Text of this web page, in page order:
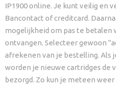
IP1900 online. Je kunt veilig en
Bancontact of creditcard.
mogelijkheid om pas te betalen
ontvangen. Selecteer gewoon
afrekenen van je bestelling. Als
worden je nieuwe cartridges de
bezorgd. Zo kun je meteen